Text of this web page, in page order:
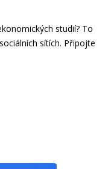
studií? To
sítích. Připojte